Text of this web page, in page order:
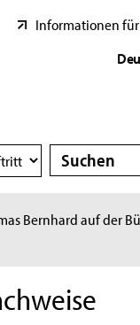
Informationen
Suche
Suche
Bernhard auf der